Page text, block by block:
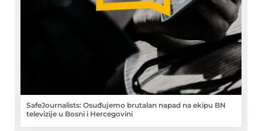
SafeJournalists: Osuđujemo brutalan napad na ekipu BN
televizije u Bosni i Hercegovini